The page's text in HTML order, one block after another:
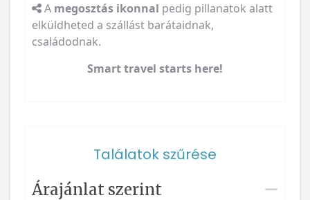
A megosztás ikonnal pedig pillanatok alatt
elküldheted a szállást barátaidnak,
családodnak.
Smart travel starts here!
Találatok szűrése
Árajánlat szerint